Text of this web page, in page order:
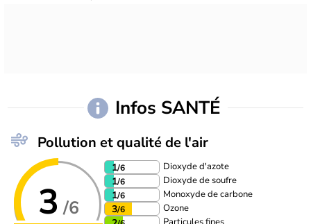
Infos SANTÉ
Pollution et qualité de l'air
3 /6
1/6 Dioxyde d'azote
1/6 Dioxyde de soufre
1/6 Monoxyde de carbone
3/6 Ozone